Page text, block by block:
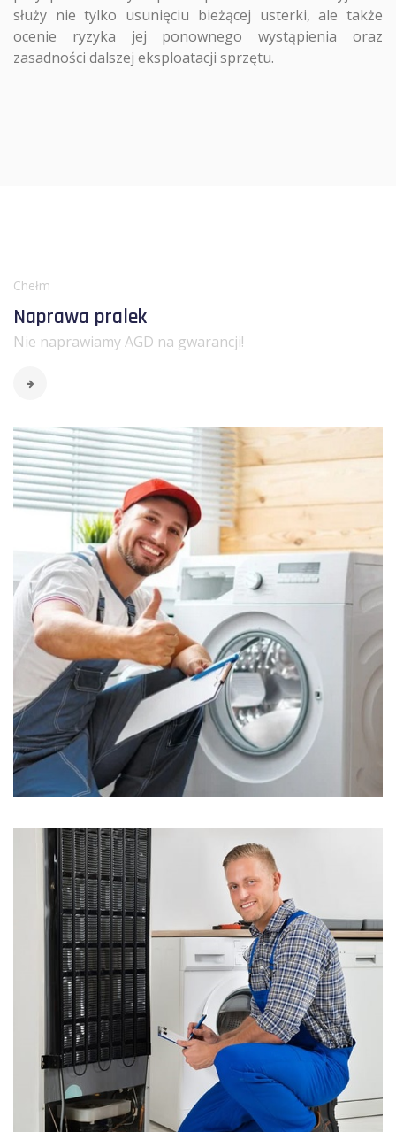
służy nie tylko usunięciu bieżącej usterki, ale także
ocenie ryzyka jej ponownego wystąpienia oraz
zasadności dalszej eksploatacji sprzętu.
Chełm
Naprawa pralek
Nie naprawiamy AGD na gwarancji!